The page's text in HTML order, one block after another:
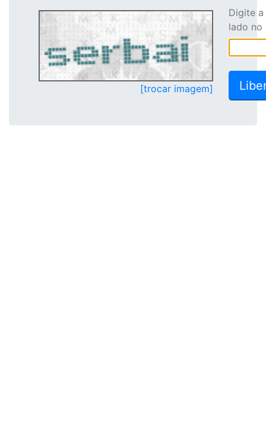
[trocar imagem]
Digite
lado no